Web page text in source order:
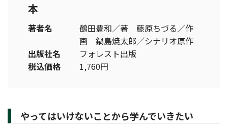
本
著者名
鶴田豊和／著 藤原ちづる／作
画 鍋島焼太郎／シナリオ原作
出版社名
フォレスト出版
税込価格
1,760円
やってはいけないことから学んでいきたい